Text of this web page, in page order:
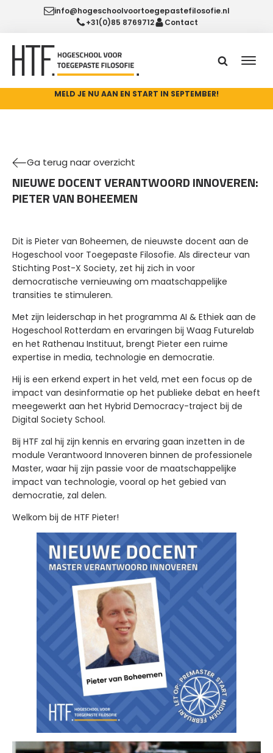
info@hogeschoolvoortoegepastefilosofie.nl
+31(0)85 8769712
Contact
MELD JE NU AAN EN START IN SEPTEMBER!
Ga terug naar overzicht
NIEUWE DOCENT VERANTWOORD INNOVEREN:
PIETER VAN BOHEEMEN
Dit is Pieter van Boheemen, de nieuwste docent aan de
Hogeschool voor Toegepaste Filosofie. Als directeur van
Stichting Post-X Society, zet hij zich in voor
democratische vernieuwing om maatschappelijke
transities te stimuleren.
Met zijn leiderschap in het programma AI & Ethiek aan de
Hogeschool Rotterdam en ervaringen bij Waag Futurelab
en het Rathenau Instituut, brengt Pieter een ruime
expertise in media, technologie en democratie.
Hij is een erkend expert in het veld, met een focus op de
impact van desinformatie op het publieke debat en heeft
meegewerkt aan het Hybrid Democracy-traject bij de
Digital Society School.
Bij HTF zal hij zijn kennis en ervaring gaan inzetten in de
module Verantwoord Innoveren binnen de professionele
Master, waar hij zijn passie voor de maatschappelijke
impact van technologie, vooral op het gebied van
democratie, zal delen.
Welkom bij de HTF Pieter!